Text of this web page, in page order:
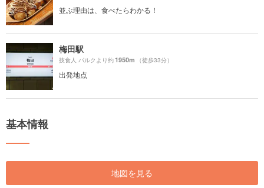
並ぶ理由は、食べたらわかる！
梅田駅
技食人 パルクより約1950m （徒歩33分）
出発地点
基本情報
地図を見る